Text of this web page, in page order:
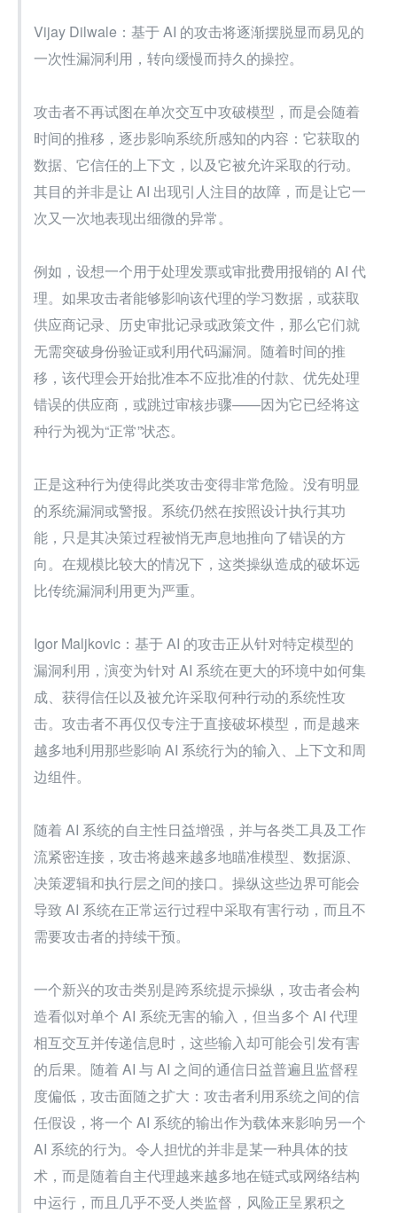
Vijay Dilwale：基于 AI 的攻击将逐渐摆脱显而易见的
一次性漏洞利用，转向缓慢而持久的操控。
攻击者不再试图在单次交互中攻破模型，而是会随着
时间的推移，逐步影响系统所感知的内容：它获取的
数据、它信任的上下文，以及它被允许采取的行动。
其目的并非是让 AI 出现引人注目的故障，而是让它一
次又一次地表现出细微的异常。
例如，设想一个用于处理发票或审批费用报销的 AI 代
理。如果攻击者能够影响该代理的学习数据，或获取
供应商记录、历史审批记录或政策文件，那么它们就
无需突破身份验证或利用代码漏洞。随着时间的推
移，该代理会开始批准本不应批准的付款、优先处理
错误的供应商，或跳过审核步骤——因为它已经将这
种行为视为“正常”状态。
正是这种行为使得此类攻击变得非常危险。没有明显
的系统漏洞或警报。系统仍然在按照设计执行其功
能，只是其决策过程被悄无声息地推向了错误的方
向。在规模比较大的情况下，这类操纵造成的破坏远
比传统漏洞利用更为严重。
Igor Maljkovic：基于 AI 的攻击正从针对特定模型的
漏洞利用，演变为针对 AI 系统在更大的环境中如何集
成、获得信任以及被允许采取何种行动的系统性攻
击。攻击者不再仅仅专注于直接破坏模型，而是越来
越多地利用那些影响 AI 系统行为的输入、上下文和周
边组件。
随着 AI 系统的自主性日益增强，并与各类工具及工作
流紧密连接，攻击将越来越多地瞄准模型、数据源、
决策逻辑和执行层之间的接口。操纵这些边界可能会
导致 AI 系统在正常运行过程中采取有害行动，而且不
需要攻击者的持续干预。
一个新兴的攻击类别是跨系统提示操纵，攻击者会构
造看似对单个 AI 系统无害的输入，但当多个 AI 代理
相互交互并传递信息时，这些输入却可能会引发有害
的后果。随着 AI 与 AI 之间的通信日益普遍且监督程
度偏低，攻击面随之扩大：攻击者利用系统之间的信
任假设，将一个 AI 系统的输出作为载体来影响另一个
AI 系统的行为。令人担忧的并非是某一种具体的技
术，而是随着自主代理越来越多地在链式或网络结构
中运行，而且几乎不受人类监督，风险正呈累积之